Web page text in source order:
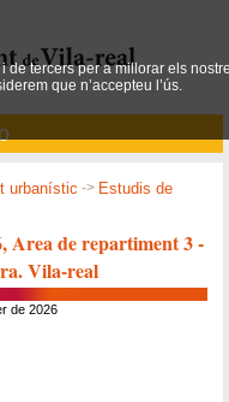
urbanístic -> Estudis de
Area de repartiment 3 -
Vila-real
de 2026
de tercers per a millorar els
que n’accepteu l’ús.